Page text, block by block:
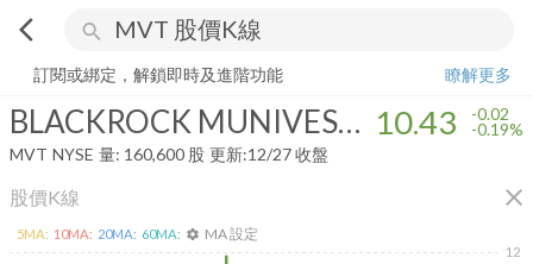
arrow_back_ios search
BLACKROCK MUNIVEST FUND II INC
訂閱或綁定，解鎖即時及進階功能
瞭解更多
BLACKROCK MUNIVEST FUND II INC 10.43 -0.02
-0.19%
MVT NYSE 量: 160,600 股 更新:12/27 收盤
股價K線 close
12
5MA: 10MA: 20MA: 60MA: settings MA 設定